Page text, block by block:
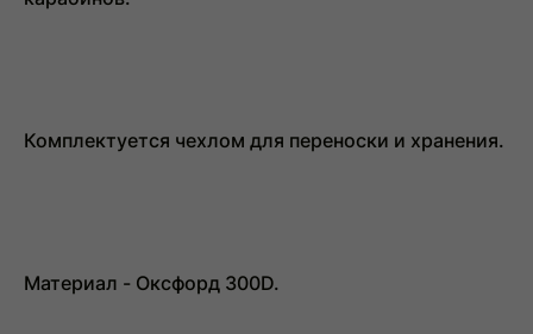
Комплектуется чехлом для переноски и хранения.
Материал - Оксфорд 300D.